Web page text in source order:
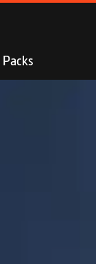
Packs